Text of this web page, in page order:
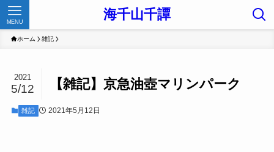
海千山千譚
MENU
ホーム 雑記
【雑記】京急油壺マリンパーク
2021
5/12
雑記 2021年5月12日